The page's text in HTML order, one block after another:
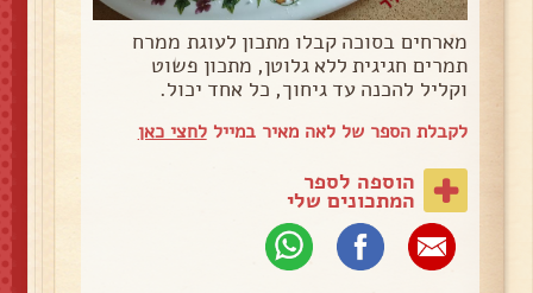
מארחים בסוכה קבלו מתכון לעוגת ממרח
תמרים חגיגית ללא גלוטן, מתכון פשוט
וקליל להכנה עד גיחוך, כל אחד יכול.
לקבלת הספר של לאה מאיר במייללחצי כאן
הוספה לספר
המתכונים שלי